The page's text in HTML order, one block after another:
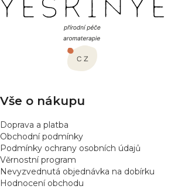
Z
á
Vše o nákupu
Doprava a platba
Obchodní podmínky
Podmínky ochrany osobních údajů
Věrnostní program
Nevyzvednutá objednávka na dobírku
Hodnocení obchodu